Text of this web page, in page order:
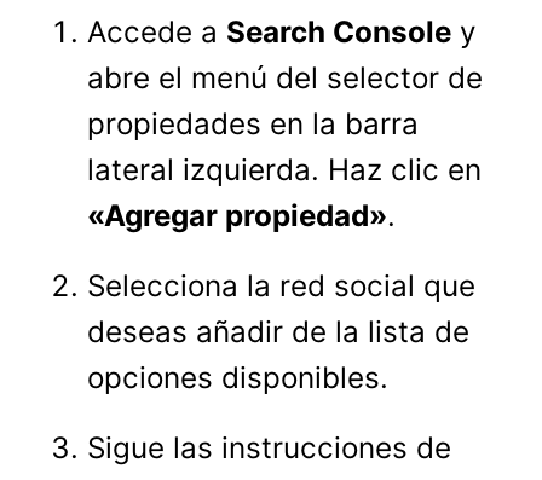
Accede a Search Console y
abre el menú del selector de
propiedades en la barra
lateral izquierda. Haz clic en
«Agregar propiedad».
Selecciona la red social que
deseas añadir de la lista de
opciones disponibles.
Sigue las instrucciones de